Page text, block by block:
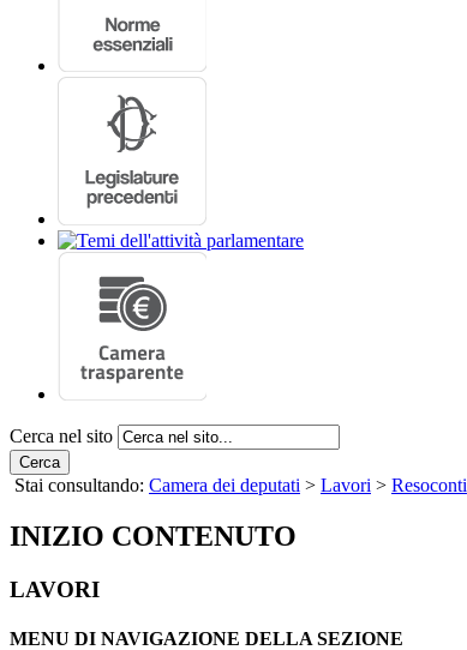
Cerca nel sito
Cerca
Stai consultando: Camera dei deputati > Lavori > Resoconti
INIZIO CONTENUTO
LAVORI
MENU DI NAVIGAZIONE DELLA SEZIONE